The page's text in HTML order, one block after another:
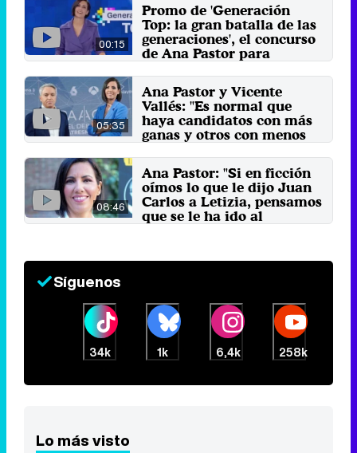
00:15
Promo de 'Generación
Top: la gran batalla de las
generaciones', el concurso
de Ana Pastor para
laSexta
28 de noviembre 2023
05:35
Ana Pastor y Vicente
Vallés: "Es normal que
haya candidatos con más
ganas y otros con menos
de debatir"
10 de julio 2023
08:46
Ana Pastor: "Si en ficción
oímos lo que le dijo Juan
Carlos a Letizia, pensamos
que se le ha ido al
guionista"
Síguenos
34k 1k 6,4k 258k
Lo más visto